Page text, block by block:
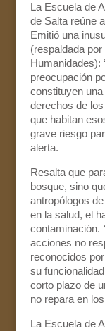
La Escuela de
de Salta reúne
Emitió una
(respaldada
Humanidades):
preocupación
constituyen
derechos de
que habitan
grave riesgo
alerta.
Resalta que
bosque, sino
antropólogos
en la salud, el
contaminación.
acciones no
reconocidos
su
corto plazo de
no repara en
La Escuela de